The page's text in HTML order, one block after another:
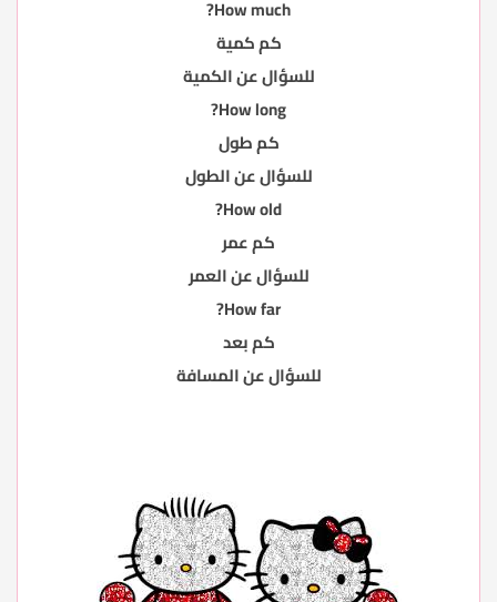
How much?
كم كمية
للسؤال عن الكمية
How long?
كم طول
للسؤال عن الطول
How old?
كم عمر
للسؤال عن العمر
How far?
كم بعد
للسؤال عن المسافة